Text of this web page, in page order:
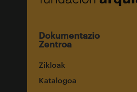
Dokumentazio
Zentroa
Zikloak
Katalogoa